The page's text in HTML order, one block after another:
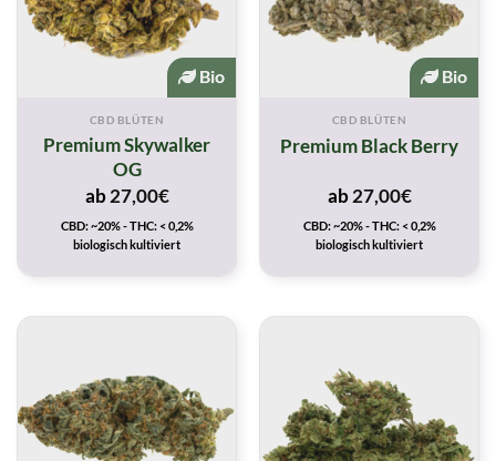
Bio
CBD BLÜTEN
Premium Skywalker
OG
ab27,00€
CBD: ~20% - THC: < 0,2%
biologisch kultiviert
Bio
CBD BLÜTEN
Premium Black Berry
ab27,00€
CBD: ~20% - THC: < 0,2%
biologisch kultiviert